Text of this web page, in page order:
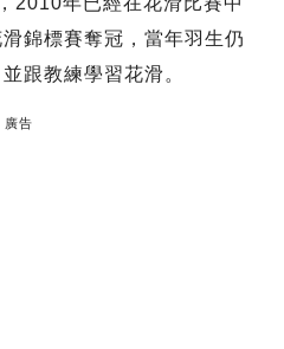
錦標賽奪冠，當年羽生仍
跟教練學習花滑。
廣告